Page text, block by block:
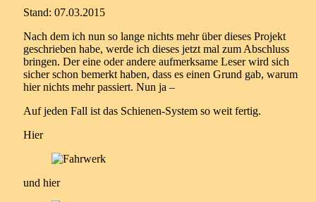
Stand: 07.03.2015
Nach dem ich nun so lange nichts mehr über dieses Projekt
geschrieben habe, werde ich dieses jetzt mal zum Abschluss
bringen. Der eine oder andere aufmerksame Leser wird sich
sicher schon bemerkt haben, dass es einen Grund gab, warum
hier nichts mehr passiert. Nun ja –
Auf jeden Fall ist das Schienen-System so weit fertig.
Hier
und hier